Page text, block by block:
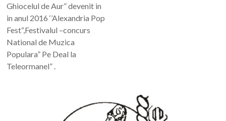
Ghiocelul de Aur” devenit in
in anul 2016 ‘’Alexandria Pop
Fest“,Festivalul –concurs
National de Muzica
Populara” Pe Deal la
Teleormanel” .